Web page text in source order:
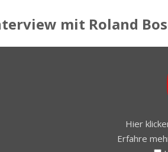
mit Roland
Hier
Erfahre